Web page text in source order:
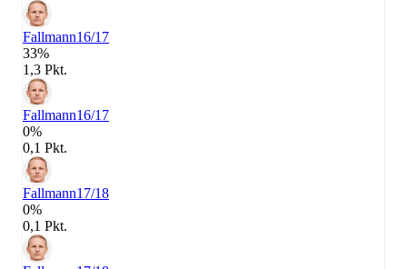
Fallmann16/17
33%
1,3 Pkt.
Fallmann16/17
0%
0,1 Pkt.
Fallmann17/18
0%
0,1 Pkt.